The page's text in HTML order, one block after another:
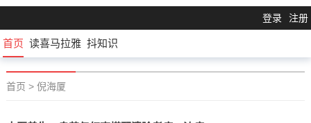
登录 注册
首页 读喜马拉雅 抖知识
首页 > 倪海厦